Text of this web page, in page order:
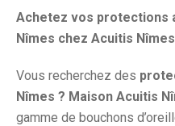
Achetez vos protections
Nîmes chez Acuitis
Vous recherchez des
Nîmes ? Maison Acuitis
gamme de bouchons